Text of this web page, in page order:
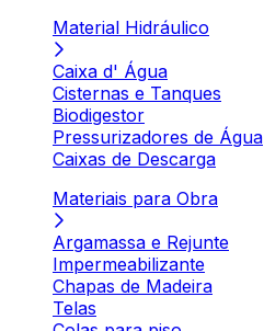
Material Hidráulico
Caixa d' Água
Cisternas e Tanques
Biodigestor
Pressurizadores de Água
Caixas de Descarga
Materiais para Obra
Argamassa e Rejunte
Impermeabilizante
Chapas de Madeira
Telas